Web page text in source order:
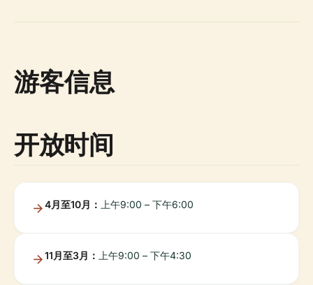
游客信息
开放时间
4月至10月： 上午9:00 – 下午6:00
11月至3月： 上午9:00 – 下午4:30